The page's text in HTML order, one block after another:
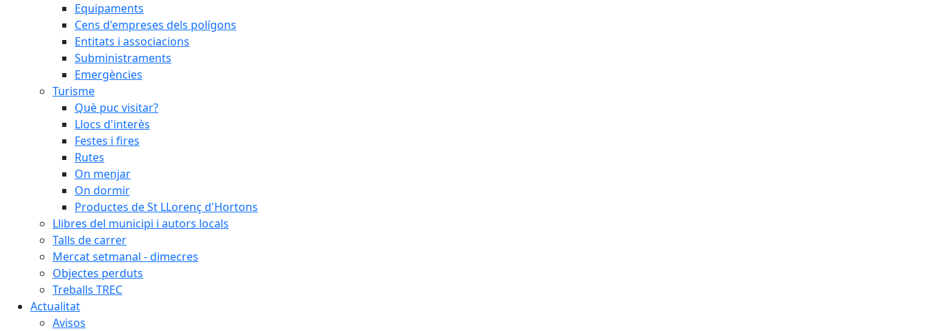
Equipaments
Cens d'empreses dels polígons
Entitats i associacions
Subministraments
Emergències
Turisme
Què puc visitar?
Llocs d'interès
Festes i fires
Rutes
On menjar
On dormir
Productes de St LLorenç d'Hortons
Llibres del municipi i autors locals
Talls de carrer
Mercat setmanal - dimecres
Objectes perduts
Treballs TREC
Actualitat
Avisos